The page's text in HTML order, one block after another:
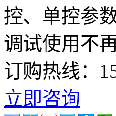
控、单控参
调试使用不
订购热线：
立即咨询